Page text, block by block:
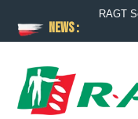
News :
RAGT